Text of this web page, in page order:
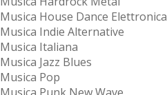
Musica House Dance Elettronica
Musica Indie Alternative
Musica Italiana
Musica Jazz Blues
Musica Pop